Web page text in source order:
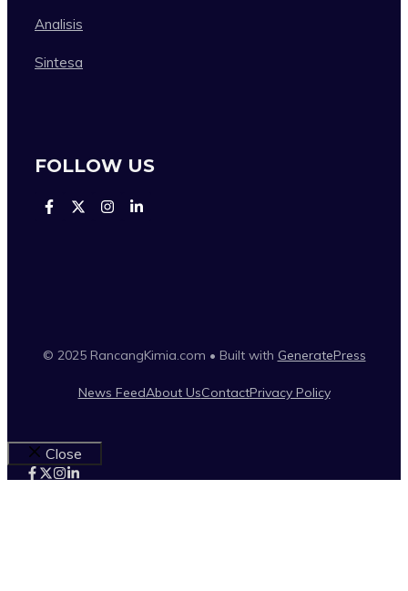
Analisis
Sintesa
FOLLOW US
© 2025 RancangKimia.com • Built with GeneratePress
News FeedAbout UsContactPrivacy Policy
Close